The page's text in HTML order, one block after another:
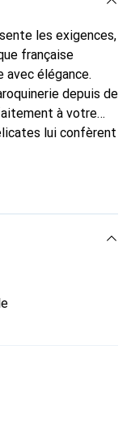
les exigences,
française
avec élégance.
depuis de
à votre
lui confèrent
Reconnaître
clientèle